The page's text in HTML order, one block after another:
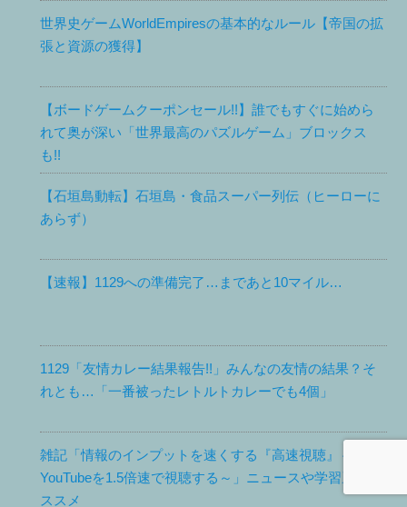
世界史ゲームWorldEmpiresの基本的なルール【帝国の拡
張と資源の獲得】
【ボードゲームクーポンセール!!】誰でもすぐに始めら
れて奥が深い「世界最高のパズルゲーム」ブロックス
も!!
【石垣島動転】石垣島・食品スーパー列伝（ヒーローに
あらず）
【速報】1129への準備完了…まであと10マイル…
1129「友情カレー結果報告!!」みんなの友情の結果？そ
れとも…「一番被ったレトルトカレーでも4個」
雑記「情報のインプットを速くする『高速視聴』～
YouTubeを1.5倍速で視聴する～」ニュースや学習系はお
ススメ